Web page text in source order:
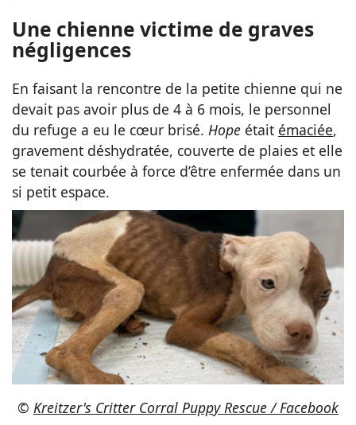
Une chienne victime de graves
négligences
En faisant la rencontre de la petite chienne qui ne
devait pas avoir plus de 4 à 6 mois, le personnel
du refuge a eu le cœur brisé. Hope était émaciée,
gravement déshydratée, couverte de plaies et elle
se tenait courbée à force d’être enfermée dans un
si petit espace.
© Kreitzer's Critter Corral Puppy Rescue / Facebook